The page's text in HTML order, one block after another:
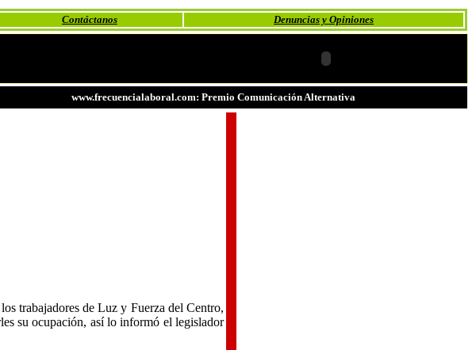
Contáctanos Denuncias y Opiniones
www.frecuencialaboral.com: Premio Comunicación Alternativa
trabajadores de Luz y Fuerza del Centro,
su ocupación, así lo informó el legislador